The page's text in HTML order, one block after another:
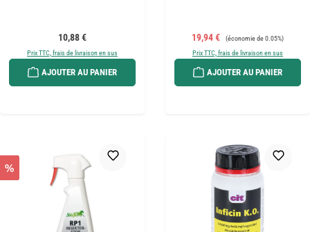
Prix régulier :
10,88 €
Prix TTC, frais de livraison en sus
AJOUTER AU PANIER
Prix de vente :
19,94 € Prix régulier :
(économie de 0.05%)
Prix TTC, frais de livraison en sus
AJOUTER AU PANIER
%